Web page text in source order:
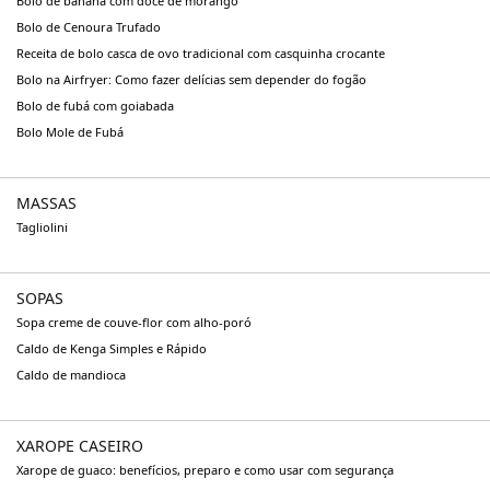
Bolo de Cenoura Trufado
Receita de bolo casca de ovo tradicional com casquinha crocante
Bolo na Airfryer: Como fazer delícias sem depender do fogão
Bolo de fubá com goiabada
Bolo Mole de Fubá
MASSAS
Tagliolini
SOPAS
Sopa creme de couve-flor com alho-poró
Caldo de Kenga Simples e Rápido
Caldo de mandioca
XAROPE CASEIRO
Xarope de guaco: benefícios, preparo e como usar com segurança